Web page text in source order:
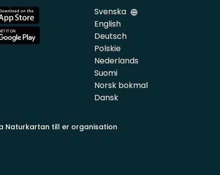
Svenska
English
Deutsch
Polskie
Nederlands
Suomi
Norsk bokmal
Dansk
Naturkartan till er organisation